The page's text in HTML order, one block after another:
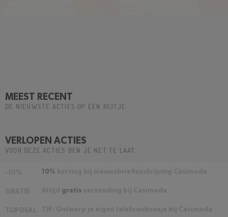
MEEST RECENT
DE NIEUWSTE ACTIES OP EEN RIJTJE
VERLOPEN ACTIES
VOOR DEZE ACTIES BEN JE NET TE LAAT.
10%
gratis